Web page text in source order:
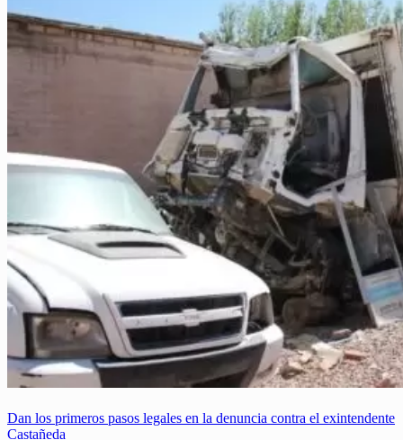
Dan los primeros pasos legales en la denuncia contra el exintendente
Castañeda